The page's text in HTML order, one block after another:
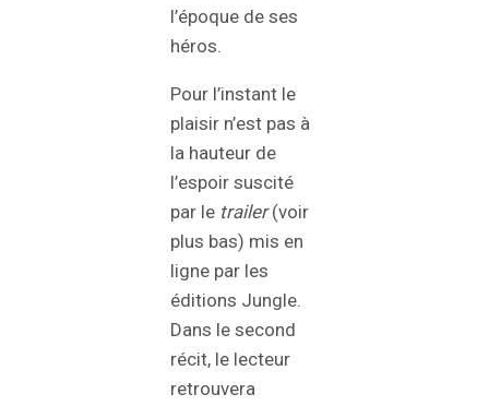
l’époque de ses
héros.
Pour l’instant le
plaisir n’est pas à
la hauteur de
l’espoir suscité
par le trailer(voir
plus bas) mis en
ligne par les
éditions Jungle.
Dans le second
récit, le lecteur
retrouvera